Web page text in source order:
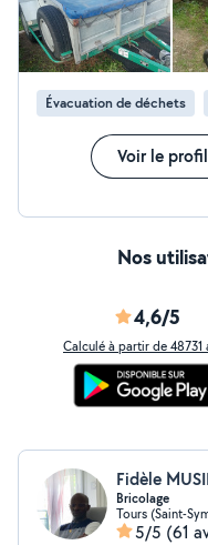
Évacuation de déchets
Voir le profil
Nos
4,6/5
Calculé à partir de 48731
Fidèle
Bricolage
Tours (Saint-
5/5 (61